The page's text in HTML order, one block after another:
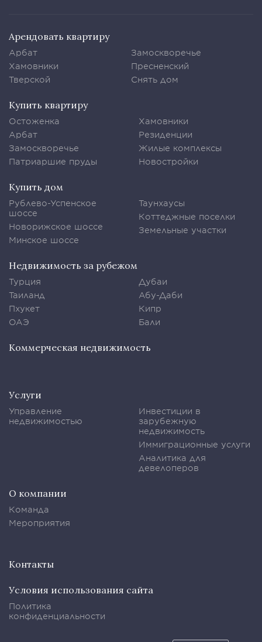
Арендовать квартиру
Арбат
Хамовники
Тверской
Замоскворечье
Пресненский
Снять дом
Купить квартиру
Остоженка
Арбат
Замоскворечье
Патриаршие пруды
Хамовники
Резиденции
Жилые комплексы
Новостройки
Купить дом
Рублево-Успенское
шоссе
Новорижское шоссе
Минское шоссе
Таунхаусы
Коттеджные поселки
Земельные участки
Недвижимость за рубежом
Турция
Таиланд
Пхукет
ОАЭ
Дубаи
Абу-Даби
Кипр
Бали
Коммерческая недвижимость
Услуги
Управление
недвижимостью
Инвестиции в
зарубежную
недвижимость
Иммиграционные услуги
Аналитика для
девелоперов
О компании
Команда
Мероприятия
Контакты
Условия использования сайта
Политика
конфиденциальности